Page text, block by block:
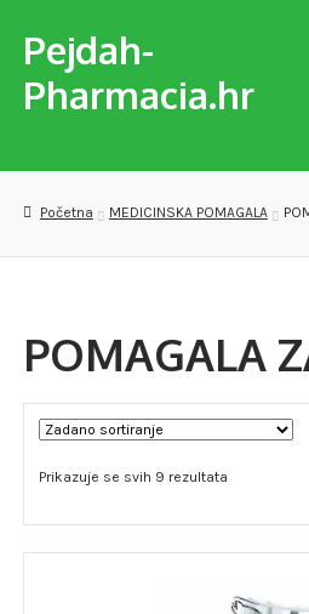
Preskoči
na
navigaciju
Skoči
do
sadržaja
Pejdah-
Pharmacia.hr
MEDICINSKA POMAGALA
DJEČJE PAPUČE
VERSET PARFEMI
PREPARATI ZA SAMOLIJEČENJE I
Početna MEDICINSKA POMAGALA
POMAGALA
Prikazuje se svih 9 rezultata